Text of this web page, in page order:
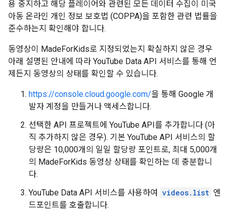
용 중지하고 해당 플레이어와 관련된 모든 데이터 수집이 미국
아동 온라인 개인 정보 보호법 (COPPA)을 포함한 관련 법률을
준수하는지 확인해야 합니다.
동영상이 MadeForKids로 지정되었는지 확실하지 않은 경우
아래 설명된 안내에 따라 YouTube Data API 서비스를 통해 언
제든지 동영상의 상태를 확인할 수 있습니다.
https://console.cloud.google.com/을 통해 Google 개
발자 계정을 만들거나 액세스합니다.
선택한 API 프로젝트에 YouTube API를 추가합니다 (아
직 추가하지 않은 경우). 기본 YouTube API 서비스의 할
당량은 10,000개의 일일 할당량 포인트로, 최대 5,000개
의 MadeForKids 동영상 상태를 확인하는 데 충분합니
다.
YouTube Data API 서비스를 사용하여 videos.list 엔
드포인트를 호출합니다.